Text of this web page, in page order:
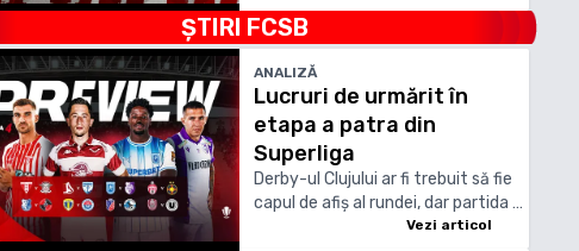
aceleași echipe. Universitatea
Craiova și Universitatea Cluj sunt
despărțite de un singur punct,
înaintea duelului direct din Bănie
ȘTIRI FCSB
ANALIZĂ
Lucruri de urmărit în
etapa a patra din
Superliga
Derby-ul Clujului ar fi trebuit să fie
capul de afiș al rundei, dar partida a
fost reprogramată în 8 octombrie,
Vezi articol